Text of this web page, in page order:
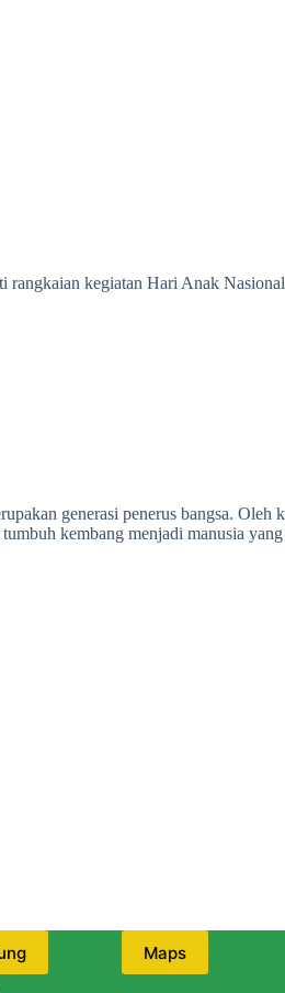
rangkaian kegiatan Hari Anak
generasi penerus bangsa. Oleh
kembang menjadi manusia
Maps